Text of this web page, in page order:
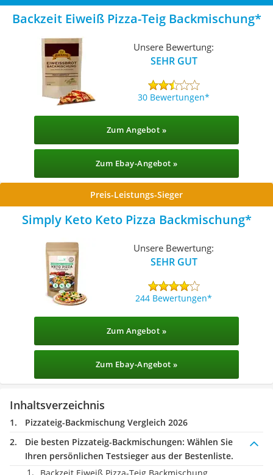
Backzeit Eiweiß Pizza-Teig Backmischung
Unsere Bewertung:
SEHR GUT
30 Bewertungen
Zum Angebot »
Zum Ebay-Angebot »
Preis-Leistungs-Sieger
‎Simply Keto Keto Pizza Backmischung
Unsere Bewertung:
SEHR GUT
244 Bewertungen
Zum Angebot »
Zum Ebay-Angebot »
Inhaltsverzeichnis
Pizzateig-Backmischung Vergleich 2026
Die besten Pizzateig-Backmischungen: Wählen Sie
Ihren persönlichen Testsieger aus der Bestenliste.